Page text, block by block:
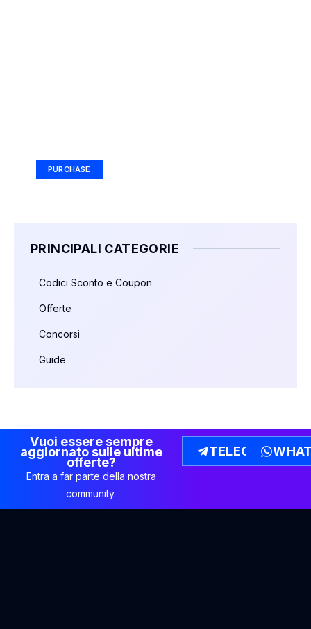
PURCHASE
PRINCIPALI CATEGORIE
Codici Sconto e Coupon
Offerte
Concorsi
Guide
Vuoi essere sempre
aggiornato sulle ultime
offerte?
Entra a far parte della nostra
community.
TELEGRAM